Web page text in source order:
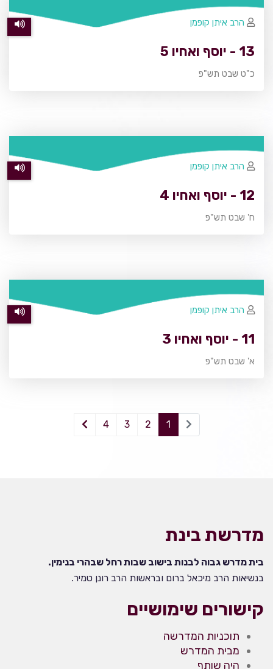
13 - יוסף ואחיו 5
כ"ט שבט תש"פ
הרב איתן קופמן
12 - יוסף ואחיו 4
ח' שבט תש"פ
הרב איתן קופמן
11 - יוסף ואחיו 3
א' שבט תש"פ
הרב איתן קופמן
1
2
3
4
מדרשת בינת
בית מדרש גבוה לבנות בישוב שבות רחל שבהרי בנימין.
בנשיאות הרב מיכאל ברום ובראשות הרב רונן טמיר.
קישורים שימושיים
תוכניות המדרשה
מבית המדרש
היה שותף